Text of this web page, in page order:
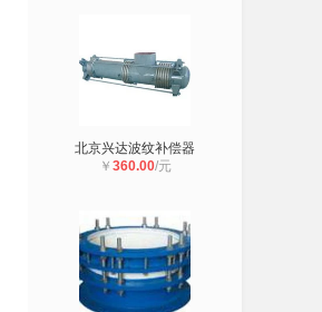
北京兴达波纹补偿器
￥ 360.00/元